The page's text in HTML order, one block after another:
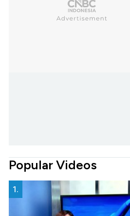
Popular Videos
1.